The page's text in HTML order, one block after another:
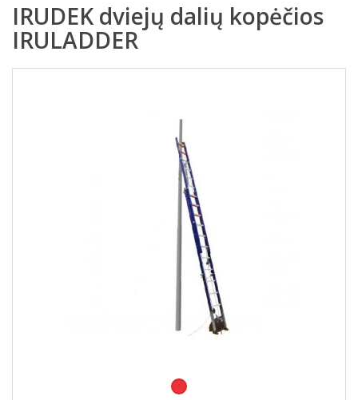
IRUDEK dviejų dalių kopėčios
IRULADDER